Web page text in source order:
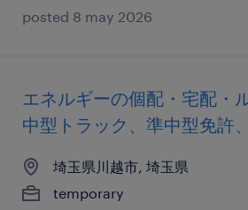
posted 8 may 2026
エネルギーの個配・宅配・
中型トラック、準中型免許
埼玉県川越市, 埼玉県
temporary